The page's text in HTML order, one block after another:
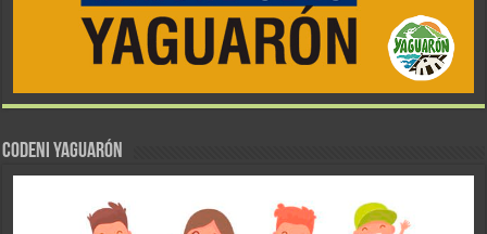
CODENI YAGUARÓN